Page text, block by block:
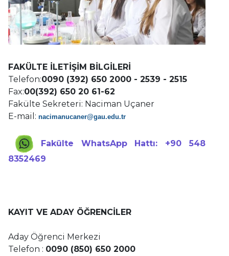
FAKÜLTE İLETİŞİM BİLGİLERİ
Telefon:0090 (392) 650 2000 - 2539 - 2515
Fax:00(392) 650 20 61-62
Fakülte Sekreteri: Naciman Uçaner
E-mail: nacimanucaner@gau.edu.tr
Fakülte WhatsApp Hattı: +90 548
8352469
KAYIT VE ADAY ÖĞRENCİLER
Aday Öğrenci Merkezi
Telefon : 0090 (850) 650 2000